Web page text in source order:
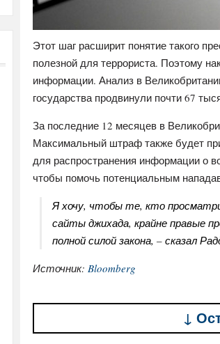
Этот шаг расширит понятие такого
полезной для террориста. Поэтому
информации. Анализ в
государства продвинули почти 67
За последние 12 месяцев в
Максимальный штраф также будет
для распространения информации о
чтобы помочь потенциальным
Я хочу, чтобы те, кто
сайты джихада, крайне правые
полной силой закона, – сказал
Источник: Bloomberg
↓